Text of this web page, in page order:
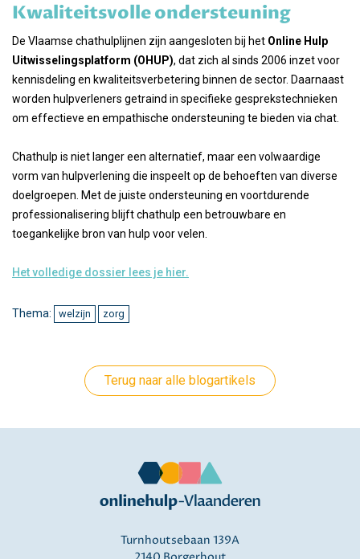
Kwaliteitsvolle ondersteuning
De Vlaamse chathulplijnen zijn aangesloten bij het Online Hulp
Uitwisselingsplatform (OHUP), dat zich al sinds 2006 inzet voor
kennisdeling en kwaliteitsverbetering binnen de sector. Daarnaast
worden hulpverleners getraind in specifieke gesprekstechnieken
om effectieve en empathische ondersteuning te bieden via chat.
Chathulp is niet langer een alternatief, maar een volwaardige
vorm van hulpverlening die inspeelt op de behoeften van diverse
doelgroepen. Met de juiste ondersteuning en voortdurende
professionalisering blijft chathulp een betrouwbare en
toegankelijke bron van hulp voor velen.
Het volledige dossier lees je hier.
Thema: welzijn zorg
Terug naar alle blogartikels
Turnhoutsebaan 139A